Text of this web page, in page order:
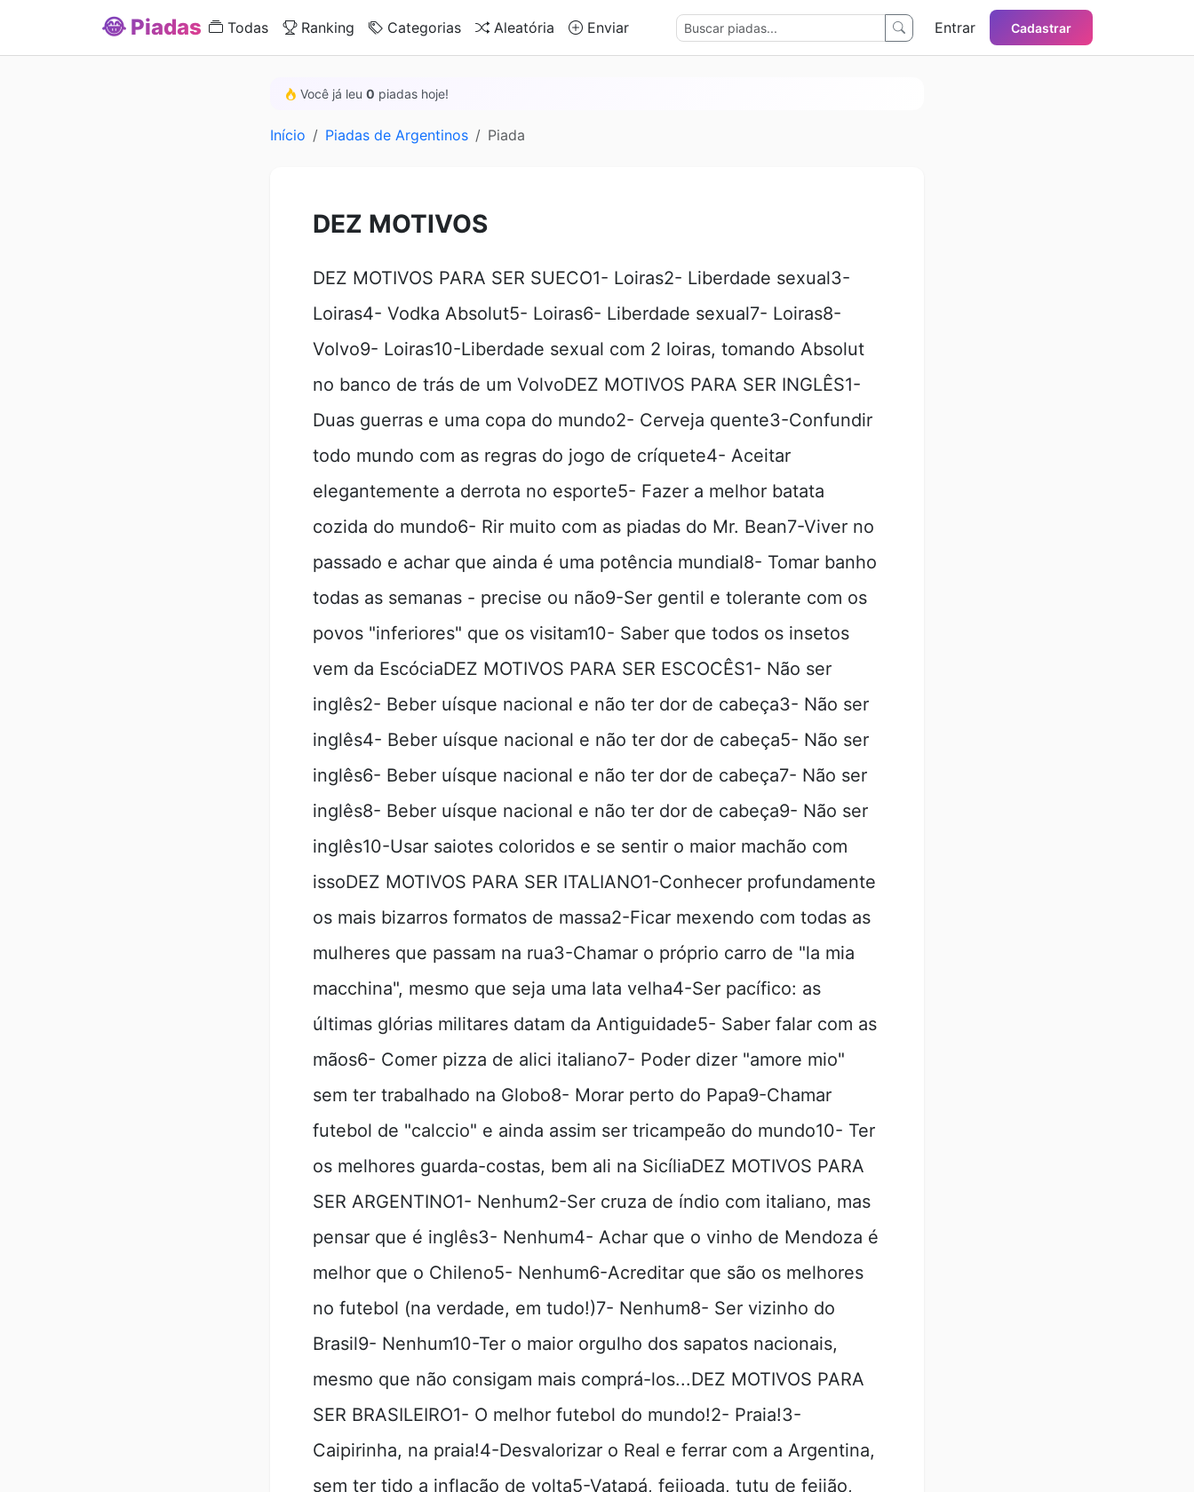
😂 Piadas Todas Ranking Categorias Aleatória Enviar Entrar Cadastrar
Você já leu 0 piadas hoje!
Início Piadas de Argentinos Piada
DEZ MOTIVOS
DEZ MOTIVOS PARA SER SUECO1- Loiras2- Liberdade sexual3-
Loiras4- Vodka Absolut5- Loiras6- Liberdade sexual7- Loiras8-
Volvo9- Loiras10-Liberdade sexual com 2 loiras, tomando Absolut
no banco de trás de um VolvoDEZ MOTIVOS PARA SER INGLÊS1-
Duas guerras e uma copa do mundo2- Cerveja quente3-Confundir
todo mundo com as regras do jogo de críquete4- Aceitar
elegantemente a derrota no esporte5- Fazer a melhor batata
cozida do mundo6- Rir muito com as piadas do Mr. Bean7-Viver no
passado e achar que ainda é uma potência mundial8- Tomar banho
todas as semanas - precise ou não9-Ser gentil e tolerante com os
povos "inferiores" que os visitam10- Saber que todos os insetos
vem da EscóciaDEZ MOTIVOS PARA SER ESCOCÊS1- Não ser
inglês2- Beber uísque nacional e não ter dor de cabeça3- Não ser
inglês4- Beber uísque nacional e não ter dor de cabeça5- Não ser
inglês6- Beber uísque nacional e não ter dor de cabeça7- Não ser
inglês8- Beber uísque nacional e não ter dor de cabeça9- Não ser
inglês10-Usar saiotes coloridos e se sentir o maior machão com
issoDEZ MOTIVOS PARA SER ITALIANO1-Conhecer profundamente
os mais bizarros formatos de massa2-Ficar mexendo com todas as
mulheres que passam na rua3-Chamar o próprio carro de "la mia
macchina", mesmo que seja uma lata velha4-Ser pacífico: as
últimas glórias militares datam da Antiguidade5- Saber falar com as
mãos6- Comer pizza de alici italiano7- Poder dizer "amore mio"
sem ter trabalhado na Globo8- Morar perto do Papa9-Chamar
futebol de "calccio" e ainda assim ser tricampeão do mundo10- Ter
os melhores guarda-costas, bem ali na SicíliaDEZ MOTIVOS PARA
SER ARGENTINO1- Nenhum2-Ser cruza de índio com italiano, mas
pensar que é inglês3- Nenhum4- Achar que o vinho de Mendoza é
melhor que o Chileno5- Nenhum6-Acreditar que são os melhores
no futebol (na verdade, em tudo!)7- Nenhum8- Ser vizinho do
Brasil9- Nenhum10-Ter o maior orgulho dos sapatos nacionais,
mesmo que não consigam mais comprá-los...DEZ MOTIVOS PARA
SER BRASILEIRO1- O melhor futebol do mundo!2- Praia!3-
Caipirinha, na praia!4-Desvalorizar o Real e ferrar com a Argentina,
sem ter tido a inflação de volta5-Vatapá, feijoada, tutu de feijão,